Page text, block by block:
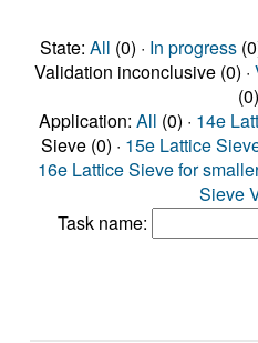
State: All (0) · In progress
Validation inconclusive (0) ·
(0)
Application: All (0) · 14e
Sieve (0) · 15e Lattice
16e Lattice Sieve for
Sieve
Task name: